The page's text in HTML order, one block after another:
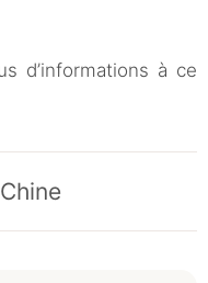
d’informations à ce